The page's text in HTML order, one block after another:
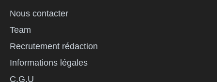
Nous contacter
Team
Recrutement rédaction
Informations légales
C.G.U